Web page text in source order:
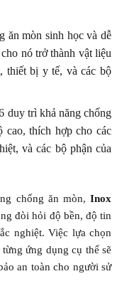
ăn mòn sinh học và dễ
nó trở thành vật liệu
thiết bị y tế, và các bộ
duy trì khả năng chống
cao, thích hợp cho các
và các bộ phận của
chống ăn mòn, Inox
đòi hỏi độ bền, độ tin
nghiệt. Việc lựa chọn
ứng dụng cụ thể sẽ
an toàn cho người sử